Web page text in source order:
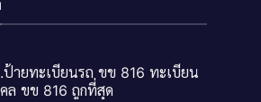
ป้ายทะเบียนรถ ขข 816 ทะเบียน
ล ขข 816 ถูกที่สุด